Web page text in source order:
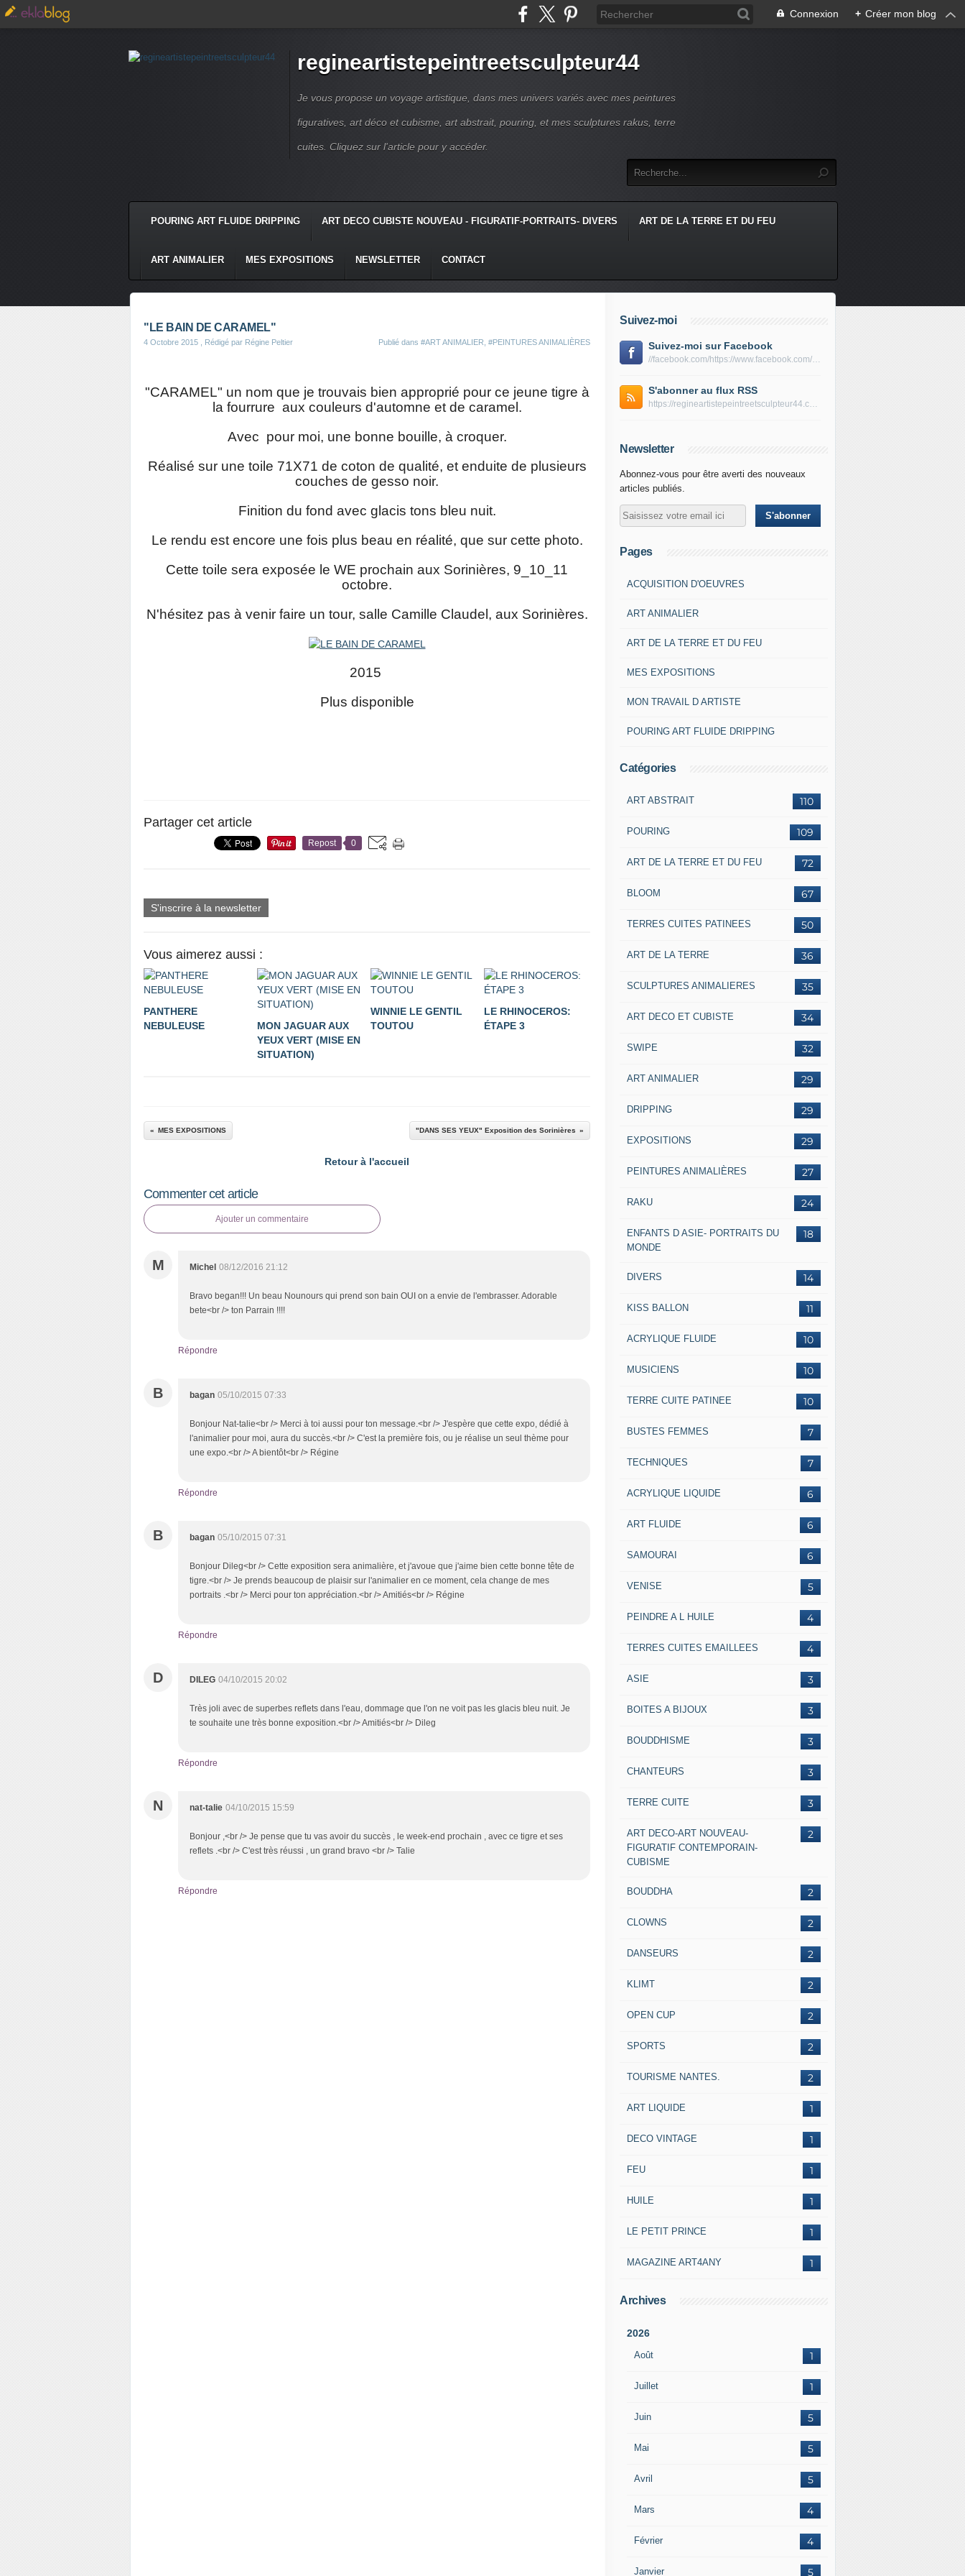
Connexion + Créer mon blog
regineartistepeintreetsculpteur44
Je vous propose un voyage artistique, dans mes univers variés avec mes peintures
figuratives, art déco et cubisme, art abstrait, pouring, et mes sculptures rakus, terre
cuites. Cliquez sur l'article pour y accéder.
POURING ART FLUIDE DRIPPING ART DECO CUBISTE NOUVEAU - FIGURATIF-PORTRAITS- DIVERS ART DE LA TERRE ET DU FEU
ART ANIMALIER MES EXPOSITIONS NEWSLETTER CONTACT
"LE BAIN DE CARAMEL"
4 Octobre 2015 , Rédigé par Régine Peltier Publié dans #ART ANIMALIER #PEINTURES ANIMALIÈRES
"CARAMEL" un nom que je trouvais bien approprié pour ce jeune tigre à
la fourrure aux couleurs d'automne et de caramel.
Avec pour moi, une bonne bouille, à croquer.
Réalisé sur une toile 71X71 de coton de qualité, et enduite de plusieurs
couches de gesso noir.
Finition du fond avec glacis tons bleu nuit.
Le rendu est encore une fois plus beau en réalité, que sur cette photo.
Cette toile sera exposée le WE prochain aux Sorinières, 9_10_11
octobre.
N'hésitez pas à venir faire un tour, salle Camille Claudel, aux Sorinières.
2015
Plus disponible
Partager cet article
Repost 0
S'inscrire à la newsletter
Vous aimerez aussi :
PANTHERE
NEBULEUSE
MON JAGUAR AUX
YEUX VERT (MISE EN
SITUATION)
WINNIE LE GENTIL
TOUTOU
LE RHINOCEROS:
ÉTAPE 3
MES EXPOSITIONS "DANS SES YEUX" Exposition des Sorinières
Retour à l'accueil
Commenter cet article
Ajouter un commentaire
M Michel 08/12/2016 21:12
Bravo began!!! Un beau Nounours qui prend son bain OUI on a envie de l'embrasser. Adorable
bete<br /> ton Parrain !!!!
Répondre
B bagan 05/10/2015 07:33
Bonjour Nat-talie<br /> Merci à toi aussi pour ton message.<br /> J'espère que cette expo, dédié à
l'animalier pour moi, aura du succès.<br /> C'est la première fois, ou je réalise un seul thème pour
une expo.<br /> A bientôt<br /> Régine
Répondre
B bagan 05/10/2015 07:31
Bonjour Dileg<br /> Cette exposition sera animalière, et j'avoue que j'aime bien cette bonne tête de
tigre.<br /> Je prends beaucoup de plaisir sur l'animalier en ce moment, cela change de mes
portraits .<br /> Merci pour ton appréciation.<br /> Amitiés<br /> Régine
Répondre
D DILEG 04/10/2015 20:02
Très joli avec de superbes reflets dans l'eau, dommage que l'on ne voit pas les glacis bleu nuit. Je
te souhaite une très bonne exposition.<br /> Amitiés<br /> Dileg
Répondre
N nat-talie 04/10/2015 15:59
Bonjour ,<br /> Je pense que tu vas avoir du succès , le week-end prochain , avec ce tigre et ses
reflets .<br /> C'est très réussi , un grand bravo <br /> Talie
Répondre
Suivez-moi
Suivez-moi sur Facebook
//facebook.com/https://www.facebook.com/peltierregine
S'abonner au flux RSS
https://regineartistepeintreetsculpteur44.com/rss
Newsletter
Abonnez-vous pour être averti des nouveaux
articles publiés.
Pages
ACQUISITION D'OEUVRES
ART ANIMALIER
ART DE LA TERRE ET DU FEU
MES EXPOSITIONS
MON TRAVAIL D ARTISTE
POURING ART FLUIDE DRIPPING
Catégories
110
ART ABSTRAIT
109
POURING
72
ART DE LA TERRE ET DU FEU
67
BLOOM
50
TERRES CUITES PATINEES
36
ART DE LA TERRE
35
SCULPTURES ANIMALIERES
34
ART DECO ET CUBISTE
32
SWIPE
29
ART ANIMALIER
29
DRIPPING
29
EXPOSITIONS
27
PEINTURES ANIMALIÈRES
24
RAKU
18
ENFANTS D ASIE- PORTRAITS DU
MONDE
14
DIVERS
11
KISS BALLON
10
ACRYLIQUE FLUIDE
10
MUSICIENS
10
TERRE CUITE PATINEE
7
BUSTES FEMMES
7
TECHNIQUES
6
ACRYLIQUE LIQUIDE
6
ART FLUIDE
6
SAMOURAI
5
VENISE
4
PEINDRE A L HUILE
4
TERRES CUITES EMAILLEES
3
ASIE
3
BOITES A BIJOUX
3
BOUDDHISME
3
CHANTEURS
3
TERRE CUITE
2
ART DECO-ART NOUVEAU-
FIGURATIF CONTEMPORAIN-
CUBISME
2
BOUDDHA
2
CLOWNS
2
DANSEURS
2
KLIMT
2
OPEN CUP
2
SPORTS
2
TOURISME NANTES.
1
ART LIQUIDE
1
DECO VINTAGE
1
FEU
1
HUILE
1
LE PETIT PRINCE
1
MAGAZINE ART4ANY
Archives
2026
Août 1
Juillet 1
Juin 5
Mai 5
Avril 5
Mars 4
Février 4
Janvier 5